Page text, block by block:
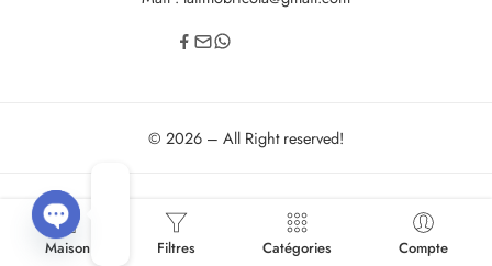
© 2026 – All Right reserved!
Maison Filtres Catégories Compte
OPEN